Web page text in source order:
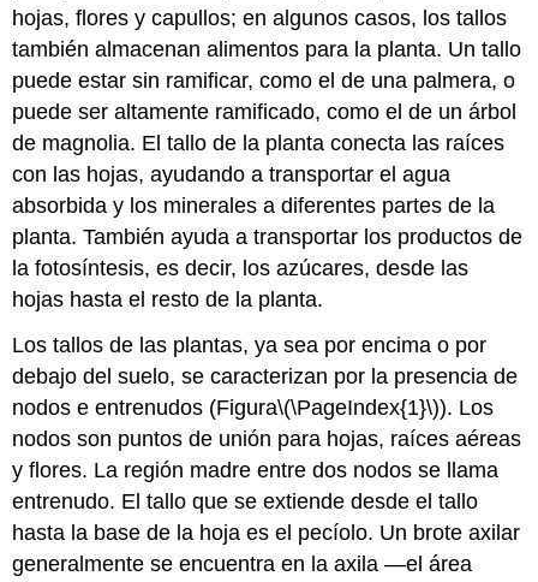
hojas, flores y capullos; en algunos casos, los tallos
también almacenan alimentos para la planta. Un tallo
puede estar sin ramificar, como el de una palmera, o
puede ser altamente ramificado, como el de un árbol
de magnolia. El tallo de la planta conecta las raíces
con las hojas, ayudando a transportar el agua
absorbida y los minerales a diferentes partes de la
planta. También ayuda a transportar los productos de
la fotosíntesis, es decir, los azúcares, desde las
hojas hasta el resto de la planta.
Los tallos de las plantas, ya sea por encima o por
debajo del suelo, se caracterizan por la presencia de
nodos e entrenudos (Figura\(\PageIndex{1}\)). Los
nodos son puntos de unión para hojas, raíces aéreas
y flores. La región madre entre dos nodos se llama
entrenudo. El tallo que se extiende desde el tallo
hasta la base de la hoja es el pecíolo. Un brote axilar
generalmente se encuentra en la axila —el área